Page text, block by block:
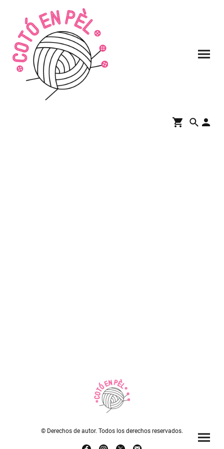
© Derechos de autor. Todos los derechos reservados.